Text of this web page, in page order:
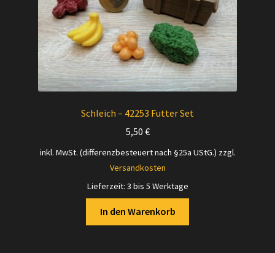
Schleich – 42253 Futter Set
5,50 €
inkl. MwSt. (differenzbesteuert nach §25a UStG.) zzgl.
Versandkosten
Lieferzeit: 3 bis 5 Werktage
In den Warenkorb